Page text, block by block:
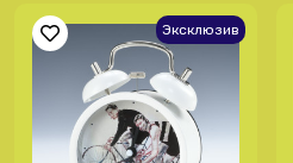
Эксклюзив